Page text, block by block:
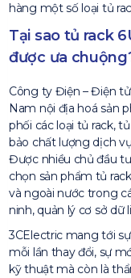
hàng một số loại tủ
Tại sao tủ rack
được ưa
Công ty Điện – Điện
Nam nội địa hoá sản
phối các loại tủ rack,
bảo chất lượng dịch
Được nhiều chủ đầu
chọn sản phẩm tủ
và ngoài nước trong
ninh, quản lý cơ sở dữ
3CElectric mang tới
mỗi lần thay đổi, sự
kỹ thuật mà còn là